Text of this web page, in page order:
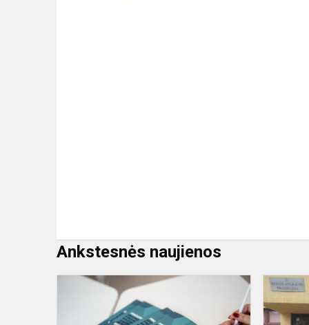
Ankstesnės naujienos
Nauja
pamoka